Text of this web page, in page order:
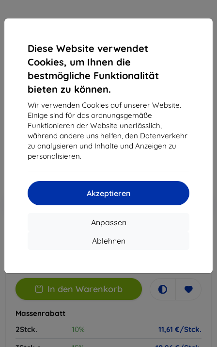
Diese Website verwendet
Cookies, um Ihnen die
bestmögliche Funktionalität
bieten zu können.
Wir verwenden Cookies auf unserer Website.
Einige sind für das ordnungsgemäße
Funktionieren der Website unerlässlich,
während andere uns helfen, den Datenverkehr
zu analysieren und Inhalte und Anzeigen zu
personalisieren.
Akzeptieren
Anpassen
Ablehnen
3mk SilverProtection+ Schutzfolie für OnePlus 15
Geeignet für: OnePlus 15
12,90 €
11,61 €
-10%
Rabatt mit Gutschein
EXTRA10
Warenkorb
In den Warenkorb
Massenrabatt
2Stck.
10%
11,61 €/Stck.